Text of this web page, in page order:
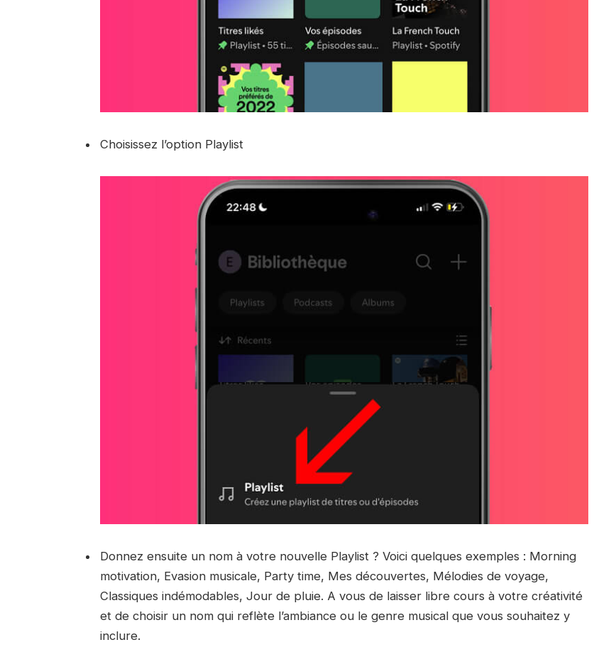
Choisissez l’option Playlist
Donnez ensuite un nom à votre nouvelle Playlist ? Voici quelques exemples : Morning
motivation, Evasion musicale, Party time, Mes découvertes, Mélodies de voyage,
Classiques indémodables, Jour de pluie. A vous de laisser libre cours à votre créativité
et de choisir un nom qui reflète l’ambiance ou le genre musical que vous souhaitez y
inclure.